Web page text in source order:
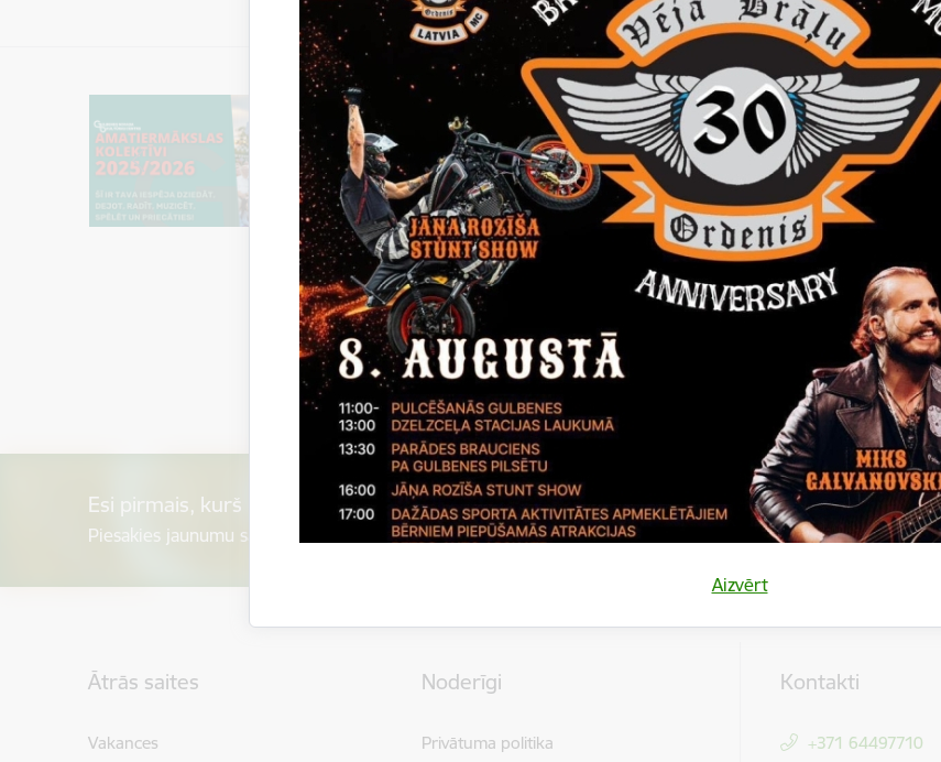
Aizvērt
Vai šī informācija bija noderīga?
Sniegt atsauksmi
Esi pirmais, kurš uzzina!
Piesakies jaunumu saņemšanai savā e-pastā.
Ātrās saites
Vakances
Noderīgi
Privātuma politika
Kontakti
+371 64497710